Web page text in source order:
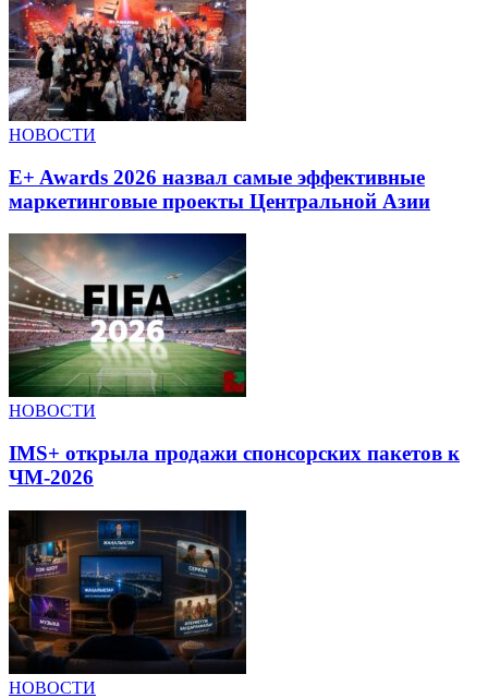
НОВОСТИ
E+ Awards 2026 назвал самые эффективные
маркетинговые проекты Центральной Азии
НОВОСТИ
IMS+ открыла продажи спонсорских пакетов к
ЧМ-2026
НОВОСТИ